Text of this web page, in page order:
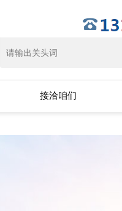
接洽咱们